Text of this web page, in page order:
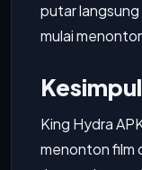
putar
mulai
King Hydra
menonton film